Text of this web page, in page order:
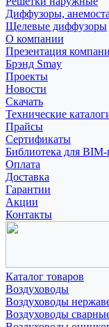
Диффузоры,
Щелевые диффузоры
О компании
Презентация
Брэнд Smay
Проекты
Новости
Скачать
Технические
Прайсы
Сертификаты
Библиотека для
Оплата
Доставка
Гарантии
Акции
Контакты
Каталог товаров
Воздуховоды
Воздуховоды
Воздуховоды